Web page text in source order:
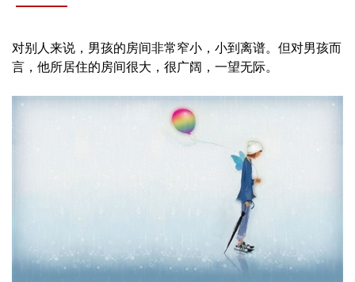
对别人来说，男孩的房间非常窄小，小到离谱。但对男孩而
言，他所居住的房间很大，很广阔，一望无际。